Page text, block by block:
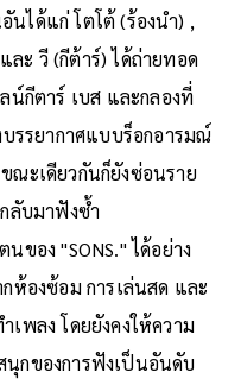
ได้แก่ โตโต้ (ร้องนำ) ,
ละ วี (กีต้าร์) ได้ถ่ายทอด
น์กีตาร์ เบส และกลองที่
บรรยากาศแบบร็อกอารมณ์
ณะเดียวกันก็ยังซ่อนราย
ลับมาฟังซ้ำ
ของ "SONS." ได้อย่าง
ห้องซ้อม การเล่นสด และ
เพลง โดยยังคงให้ความ
นุกของการฟังเป็นอันดับ